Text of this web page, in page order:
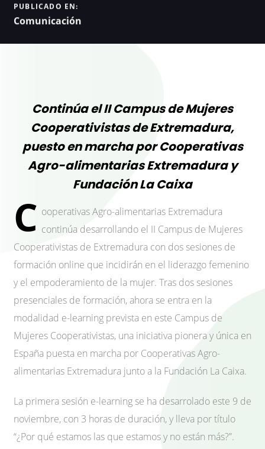
PUBLICADO EN:
Comunicación
Continúa el II Campus de Mujeres
Cooperativistas de Extremadura,
puesto en marcha por Cooperativas
Agro-alimentarias Extremadura y
Fundación La Caixa
C ooperativas Agro-alimentarias Extremadura
continúa desarrollando el II Campus de Mujeres
Cooperativistas de Extremadura con dos sesiones de
formación online que incidirán en el liderazgo femenino
y el empoderamiento de la mujer. Tras dos sesiones
presenciales de formación, ahora se entra en la
modalidad e-learning prevista en este Campus de
Mujeres Cooperativistas, una iniciativa pionera y única en
España puesta en marcha por Cooperativas Agro-
alimentarias Extremadura junto a la Fundación La Caixa.
La primera sesión e-learning se ha desarrolado este 9 de
noviembre, con 3 horas de duración, y lleva por título
“¿Por qué estamos las que estamos y no están más?”.